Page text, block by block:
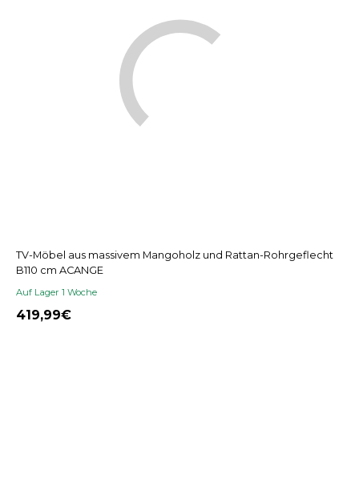
TV-Möbel aus massivem Mangoholz und Rattan-Rohrgeflecht
B110 cm ACANGE
Auf Lager 1 Woche
419,99